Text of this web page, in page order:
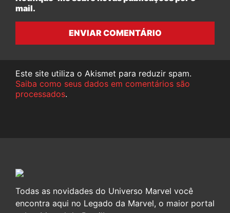
mail.
ENVIAR COMENTÁRIO
Este site utiliza o Akismet para reduzir spam.
Saiba como seus dados em comentários são
processados.
Todas as novidades do Universo Marvel você
encontra aqui no Legado da Marvel, o maior portal